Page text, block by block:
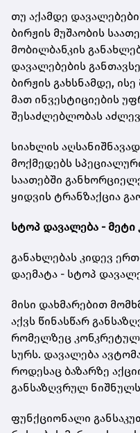
თუ აქამდე
ბირჟის მუშაობის
მობილბანკის
დავალებების
ბირჟის გახსნამდე,
მათ ინვესტიციების
შესაძლებლობას
სიახლის
მოქმედებს
საათებში
ყიდვის ტრანზაქცია
სტოპ დავალება -
განახლებას კიდევ
დაემატა - სტოპ
მისი დახმარებით
აქვს წინასწარ
რომელზეც
სურს. დავალება
როდესაც ბაზარზე
განსაზღვრულ ნიშნულს
ფუნქციონალი